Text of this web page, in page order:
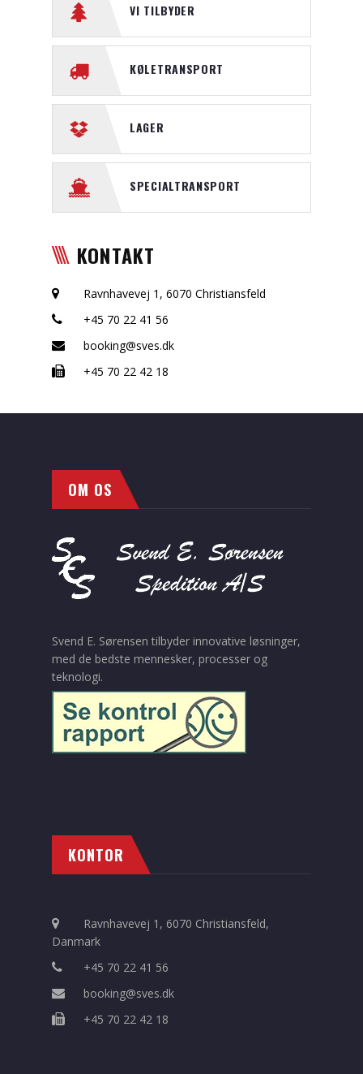
VI TILBYDER
KØLETRANSPORT
LAGER
SPECIALTRANSPORT
KONTAKT
Ravnhavevej 1, 6070 Christiansfeld
+45 70 22 41 56
booking@sves.dk
+45 70 22 42 18
OM OS
Svend E. Sørensen tilbyder innovative løsninger,
med de bedste mennesker, processer og
teknologi.
KONTOR
Ravnhavevej 1, 6070 Christiansfeld,
Danmark
+45 70 22 41 56
booking@sves.dk
+45 70 22 42 18